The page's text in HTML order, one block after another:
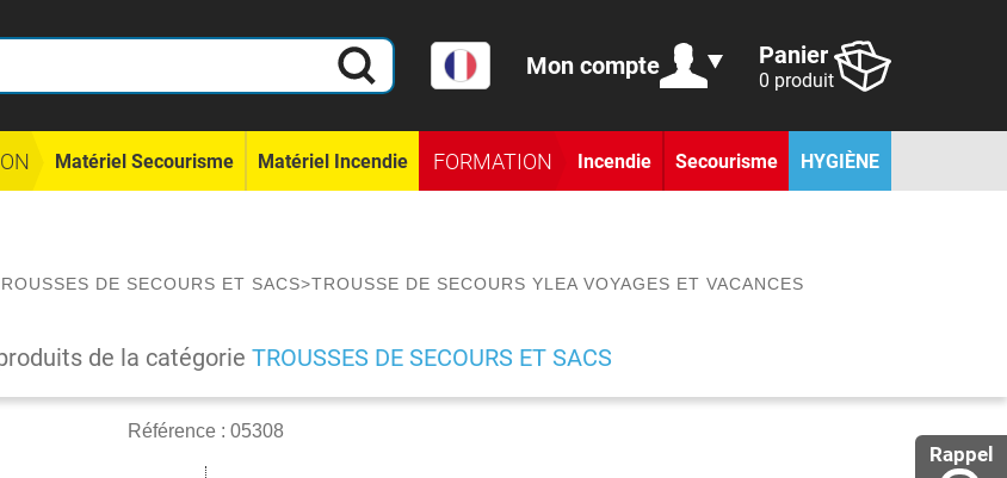
Rappel
Mon compte Panier
0 produit
Matériel Secourisme Matériel Incendie FORMATION Incendie Secourisme HYGIÈNE
DE SECOURS ET SACS>TROUSSE DE SECOURS YLEA VOYAGES ET VACANCES
de la catégorie TROUSSES DE SECOURS ET SACS
Référence : 05308